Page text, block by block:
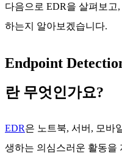
다음으로 EDR을 살펴보고
하는지 알아보겠습니다.
Endpoint
란 무엇인가요?
EDR은 노트북, 서버, 모바
생하는 의심스러운 활동을